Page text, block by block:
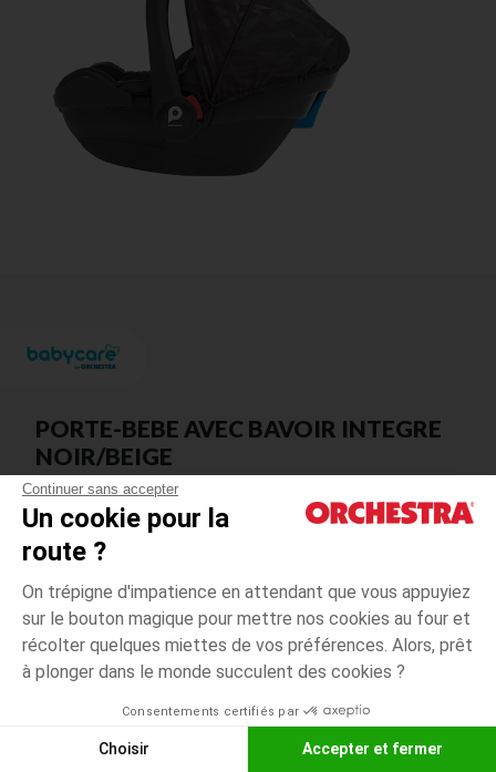
Continuer sans accepter
Un cookie pour la
route ?
On trépigne d'impatience en attendant que vous appuyiez
sur le bouton magique pour mettre nos cookies au four et
récolter quelques miettes de vos préférences. Alors, prêt
à plonger dans le monde succulent des cookies ?
Consentements certifiés par
Choisir Accepter et fermer
PORTE-BEBE AVEC BAVOIR INTEGRE
NOIR/BEIGE
Rappel sécurité :
Un risque de déchirement des sangles latérales a été identifié sur ce
produit.
Référence :
PPS6AM-CCC-UNQ
Lots concernés :
2024/01/5071419